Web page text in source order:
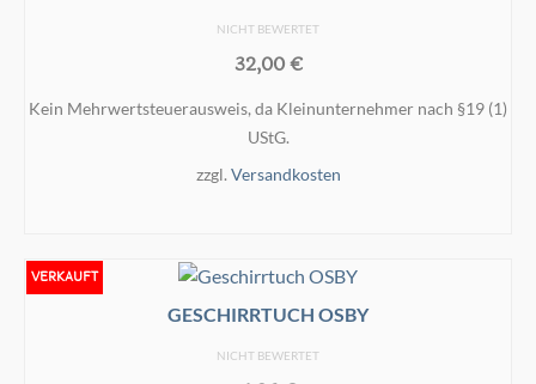
Varianten
auf.
Optionen
können
auf
gewählt
NICHT BEWERTET
32,00€
Kein Mehrwertsteuerausweis, da Kleinunternehmer nach §19 (1)
UStG.
zzgl. Versandkosten
VERKAUFT
GESCHIRRTUCH OSBY
NICHT BEWERTET